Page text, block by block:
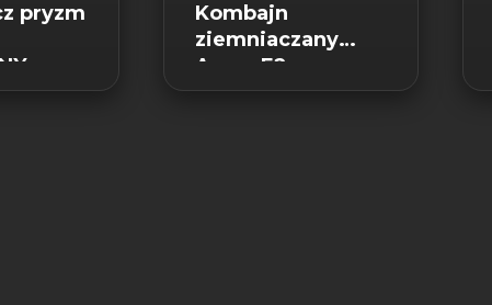
pryzm
Kombajn
ziemniaczany
Amac E2 –
SPRZEDANY